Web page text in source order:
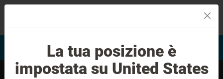
Valutazione del sorriso Trova Invisalign Provider
La tua posizione è
impostata su United States